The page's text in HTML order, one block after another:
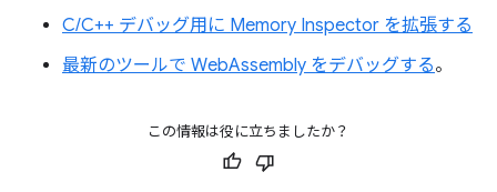
C/C++ デバッグ用に Memory Inspector を拡張する
最新のツールで WebAssembly をデバッグする。
この情報は役に立ちましたか？